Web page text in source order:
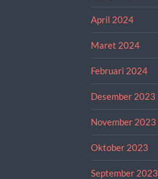
April 2024
Maret 2024
Februari 2024
Desember 2023
November 2023
Oktober 2023
September 2023